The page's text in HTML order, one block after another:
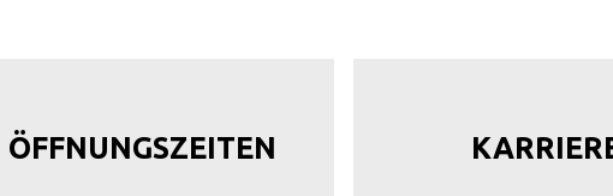
ÖFFNUNGSZEITEN